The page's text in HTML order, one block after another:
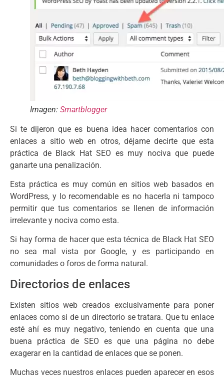
Imagen: Smartblogger
Si te dijeron que es buena idea hacer comentarios con
enlaces a sitio web en otros, déjame decirte que esta
práctica de Black Hat SEO es muy nociva que puede
ganarte una penalización.
Esta práctica es muy común en sitios web basados en
WordPress, y lo recomendable es no hacerla ni tampoco
permitir que tus comentarios se llenen de información
irrelevante y nociva como esta.
Si hay forma de hacer que esta técnica de Black Hat SEO
no sea mal vista por Google, y es participando en
comunidades o foros de forma natural.
Directorios de enlaces
Existen sitios web creados exclusivamente para poner
enlaces como si de un directorio se tratara. Que tu enlace
esté ahí es muy negativo, teniendo en cuenta que una
buena práctica de SEO es que una página no debe
exagerar en la cantidad de enlaces que se ponen.
Muchas veces nuestros enlaces pueden aparecer en esos